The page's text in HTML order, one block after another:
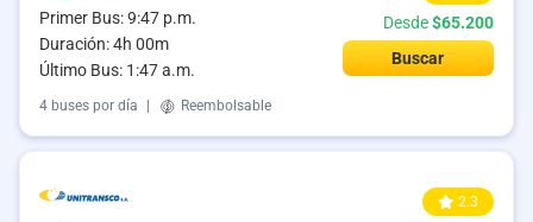
Primer Bus: 9:47 p.m.
Duración: 4h 00m
Último Bus: 1:47 a.m.
Desde$65.200
Buscar
4 buses por día Reembolsable
2.3